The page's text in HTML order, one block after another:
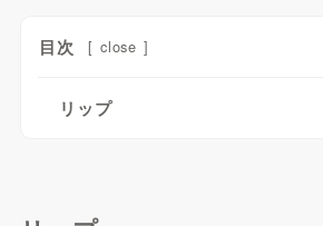
目次 [ close ]
リップ